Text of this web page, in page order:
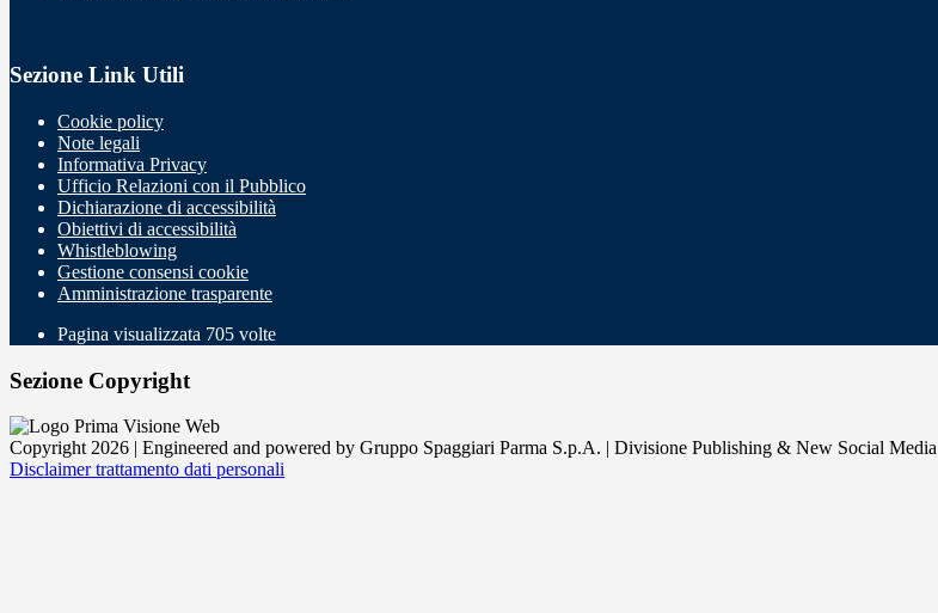
Sezione Link Utili
Cookie policy
Note legali
Informativa Privacy
Ufficio Relazioni con il Pubblico
Dichiarazione di accessibilità
Obiettivi di accessibilità
Whistleblowing
Gestione consensi cookie
Amministrazione trasparente
Pagina visualizzata 705 volte
Sezione Copyright
Copyright 2026 | Engineered and powered by Gruppo Spaggiari Parma S.p.A. | Divisione Publishing & New Social Media
Disclaimer trattamento dati personali